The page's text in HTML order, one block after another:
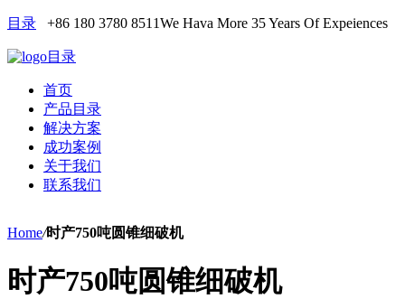
目录 +86 180 3780 8511We Hava More 35 Years Of Expeiences
目录
首页
产品目录
解决方案
成功案例
关于我们
联系我们
Home/时产750吨圆锥细破机
时产750吨圆锥细破机